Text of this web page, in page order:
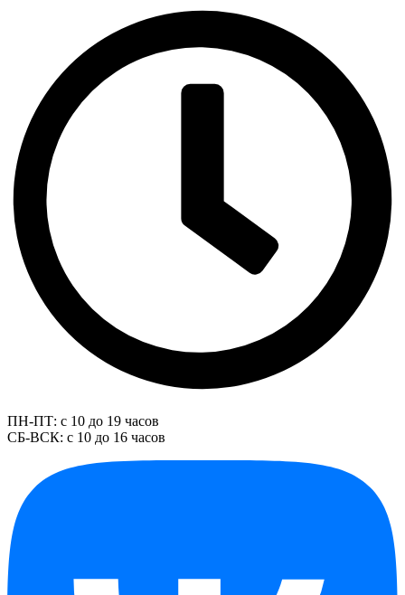
ПН-ПТ: с 10 до 19 часов
СБ-ВСК: с 10 до 16 часов